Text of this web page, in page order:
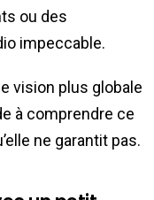
ou des
impeccable.
vision plus globale
à comprendre ce
ne garantit pas.